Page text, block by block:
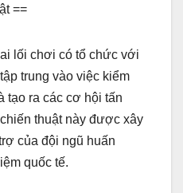
==
lối chơi có tổ chức với
trung vào việc kiểm
tạo ra các cơ hội tấn
thuật này được xây
của đội ngũ huấn
quốc tế.